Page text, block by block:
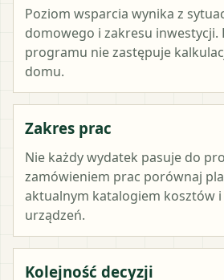
Poziom wsparcia wynika z
domowego i zakresu inwestycji.
programu nie zastępuje
domu.
Zakres prac
Nie każdy wydatek pasuje do
zamówieniem prac porównaj
aktualnym katalogiem kosztów
urządzeń.
Kolejność decyzji